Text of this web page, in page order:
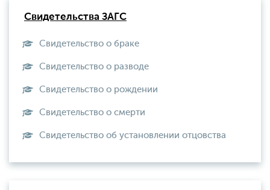
Свидетельства ЗАГС
Свидетельство о браке
Свидетельство о разводе
Свидетельство о рождении
Свидетельство о смерти
Свидетельство об установлении отцовства